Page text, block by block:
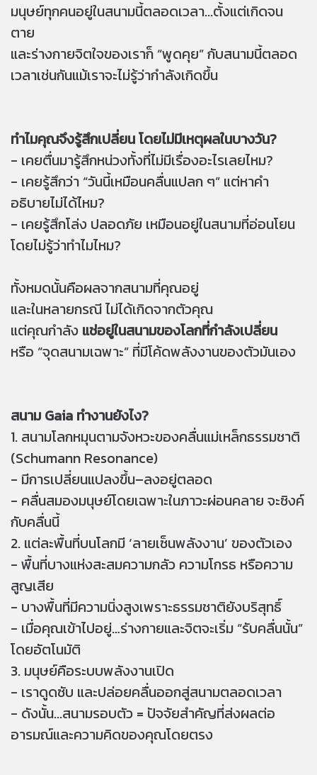
มนุษย์ทุกคนอยู่ในสนามนี้ตลอดเวลา...ตั้งแต่เกิดจน
ตาย
และร่างกายจิตใจของเราก็ “พูดคุย” กับสนามนี้ตลอด
เวลาเช่นกันแม้เราจะไม่รู้ว่ากำลังเกิดขึ้น
ทำไมคุณจึงรู้สึกเปลี่ยน โดยไม่มีเหตุผลในบางวัน?
- เคยตื่นมารู้สึกหน่วงทั้งที่ไม่มีเรื่องอะไรเลยไหม?
- เคยรู้สึกว่า “วันนี้เหมือนคลื่นแปลก ๆ” แต่หาคำ
อธิบายไม่ได้ไหม?
- เคยรู้สึกโล่ง ปลอดภัย เหมือนอยู่ในสนามที่อ่อนโยน
โดยไม่รู้ว่าทำไมไหม?
ทั้งหมดนั้นคือผลจากสนามที่คุณอยู่
และในหลายกรณี ไม่ได้เกิดจากตัวคุณ
แต่คุณกำลัง แช่อยู่ในสนามของโลกที่กำลังเปลี่ยน
หรือ “จุดสนามเฉพาะ” ที่มีโค้ดพลังงานของตัวมันเอง
สนาม Gaia ทำงานยังไง?
1. สนามโลกหมุนตามจังหวะของคลื่นแม่เหล็กธรรมชาติ
(Schumann Resonance)
- มีการเปลี่ยนแปลงขึ้น–ลงอยู่ตลอด
- คลื่นสมองมนุษย์โดยเฉพาะในภาวะผ่อนคลาย จะซิงค์
กับคลื่นนี้
2. แต่ละพื้นที่บนโลกมี ‘ลายเซ็นพลังงาน’ ของตัวเอง
- พื้นที่บางแห่งสะสมความกลัว ความโกรธ หรือความ
สูญเสีย
- บางพื้นที่มีความนิ่งสูงเพราะธรรมชาติยังบริสุทธิ์
- เมื่อคุณเข้าไปอยู่…ร่างกายและจิตจะเริ่ม “รับคลื่นนั้น”
โดยอัตโนมัติ
3. มนุษย์คือระบบพลังงานเปิด
- เราดูดซับ และปล่อยคลื่นออกสู่สนามตลอดเวลา
- ดังนั้น...สนามรอบตัว = ปัจจัยสำคัญที่ส่งผลต่อ
อารมณ์และความคิดของคุณโดยตรง